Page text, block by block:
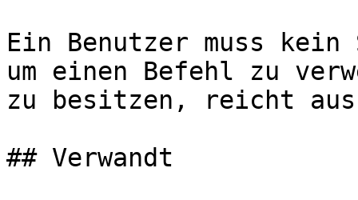
Ein Benutzer muss
um einen Befehl zu
zu besitzen, reicht
## Verwandt